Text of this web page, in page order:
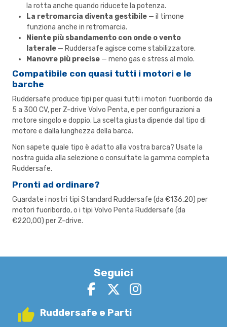
la rotta anche quando riducete la potenza.
La retromarcia diventa gestibile — il timone
funziona anche in retromarcia.
Niente più sbandamento con onde o vento
laterale — Ruddersafe agisce come stabilizzatore.
Manovre più precise — meno gas e stress al molo.
Compatibile con quasi tutti i motori e le
barche
Ruddersafe produce tipi per quasi tutti i motori fuoribordo da
5 a 300 CV, per Z-drive Volvo Penta, e per configurazioni a
motore singolo e doppio. La scelta giusta dipende dal tipo di
motore e dalla lunghezza della barca.
Non sapete quale tipo è adatto alla vostra barca? Usate la
nostra guida alla selezione o consultate la gamma completa
Ruddersafe.
Pronti ad ordinare?
Guardate i nostri tipi Standard Ruddersafe (da €136,20) per
motori fuoribordo, o i tipi Volvo Penta Ruddersafe (da
€220,00) per Z-drive.
Seguici
Ruddersafe e Parti